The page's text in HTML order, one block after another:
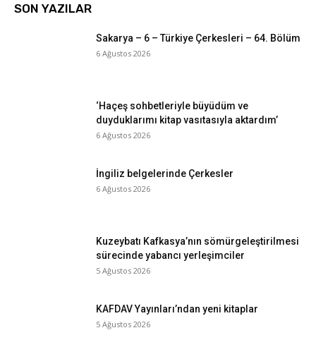
SON YAZILAR
Sakarya – 6 – Türkiye Çerkesleri – 64. Bölüm
6 Ağustos 2026
‘Haçeş sohbetleriyle büyüdüm ve
duyduklarımı kitap vasıtasıyla aktardım’
6 Ağustos 2026
İngiliz belgelerinde Çerkesler
6 Ağustos 2026
Kuzeybatı Kafkasya’nın sömürgeleştirilmesi
sürecinde yabancı yerleşimciler
5 Ağustos 2026
KAFDAV Yayınları’ndan yeni kitaplar
5 Ağustos 2026